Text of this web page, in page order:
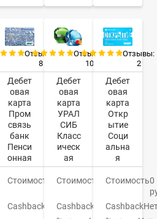
0
руб.
Отзывы:
8
Дебет
овая
карта
Пром
связь
банк
Пенси
онная
Стоимость
Cashback
До
Отзывы:
10
Дебет
овая
карта
УРАЛ
СИБ
Класс
ическ
ая
Стоимость
599
Cashback
Баллы
Отзывы:
2
Дебет
овая
карта
Откр
ытие
Соци
альна
я
Стоимость0
Cashback